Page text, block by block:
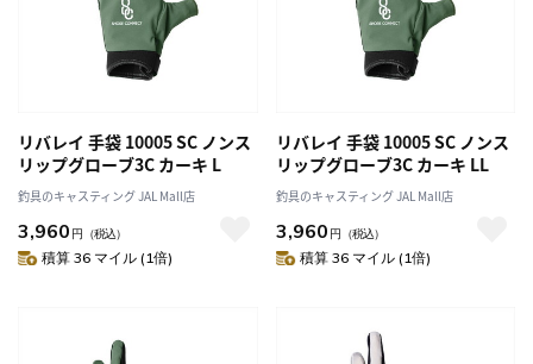
リバレイ 手袋 10005 SC ノンス
リップグローブ3C カーキ L
釣具のキャスティング JAL Mall店
3,960 円 （税込）
積算 36 マイル (1倍)
リバレイ 手袋 10005 SC ノンス
リップグローブ3C カーキ LL
釣具のキャスティング JAL Mall店
3,960 円 （税込）
積算 36 マイル (1倍)